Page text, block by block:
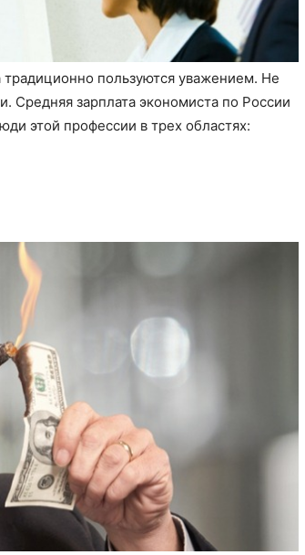
пользуются уважением. Не
Средняя зарплата экономиста по России
этой профессии в трех областях: